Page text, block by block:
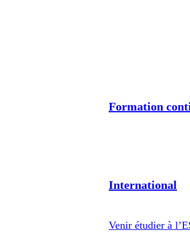
Formation
International
Venir étudier à